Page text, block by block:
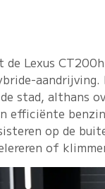
Lexus
stad, althans
efficiënte
op de
of